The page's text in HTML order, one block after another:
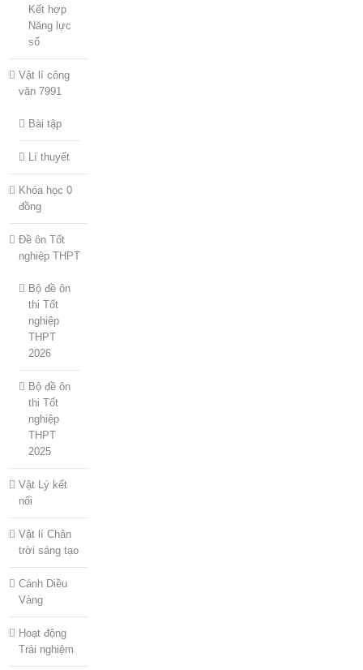
Kết hợp
Năng lực
số
Vật lí công
văn 7991
Bài tập
Lí thuyết
Khóa học 0
đồng
Đề ôn Tốt
nghiệp THPT
Bộ đề ôn
thi Tốt
nghiệp
THPT
2026
Bộ đề ôn
thi Tốt
nghiệp
THPT
2025
Vật Lý kết
nối
Vật lí Chân
trời sáng tạo
Cánh Diều
Vàng
Hoạt động
Trải nghiệm